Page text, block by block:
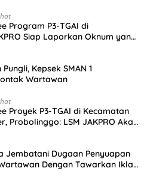
Program P3-TGAI di
Siap Laporkan Oknum yang
Kepsek SMAN 1
Wartawan
Proyek P3-TGAI di Kecamatan
Probolinggo: LSM JAKPRO Akan
Jembatani Dugaan Penyuapan
Dengan Tawarkan Iklan